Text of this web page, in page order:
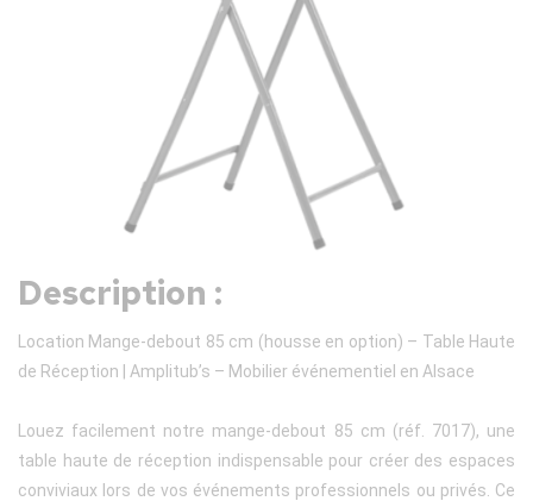
Description :
Location Mange-debout 85 cm (housse en option) – Table Haute
de Réception | Amplitub’s – Mobilier événementiel en Alsace
Louez facilement notre mange-debout 85 cm (réf. 7017), une
table haute de réception indispensable pour créer des espaces
conviviaux lors de vos événements professionnels ou privés. Ce